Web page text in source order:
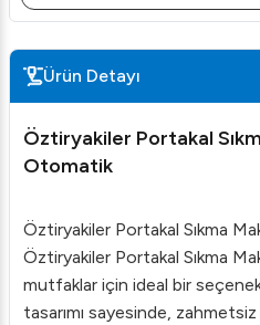
Ürün Detayı
Öztiryakiler Portakal
Otomatik
Öztiryakiler Portakal Sıkma
Öztiryakiler Portakal Sıkma
mutfaklar için ideal bir
tasarımı sayesinde,